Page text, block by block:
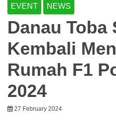
EVENT NEWS
Danau Toba
Kembali
Rumah F1
2024
27 February 2024